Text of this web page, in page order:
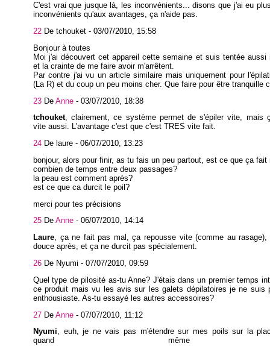
C'est vrai que jusque là, les inconvénients... disons que j'ai eu
inconvénients qu'aux avantages, ça n'aide pas.
22 De tchouket - 03/07/2010, 15:58
Bonjour à toutes
Moi j'ai découvert cet appareil cette semaine et suis tentée aussi
et la crainte de me faire avoir m'arrêtent.
Par contre j'ai vu un article similaire mais uniquement pour
(La R) et du coup un peu moins cher. Que faire pour être tranquille
23 De Anne - 03/07/2010, 18:38
tchouket, clairement, ce système permet de s'épiler vite, mais
vite aussi. L'avantage c'est que c'est TRES vite fait.
24 De laure - 06/07/2010, 13:23
bonjour, alors pour finir, as tu fais un peu partout, est ce que ça fait
combien de temps entre deux passages?
la peau est comment après?
est ce que ca durcit le poil?
merci pour tes précisions
25 De Anne - 06/07/2010, 14:14
Laure, ça ne fait pas mal, ça repousse vite (comme au
douce après, et ça ne durcit pas spécialement.
26 De Nyumi - 07/07/2010, 09:59
Quel type de pilosité as-tu Anne? J'étais dans un premier temps
ce produit mais vu les avis sur les galets dépilatoires je ne suis
enthousiaste. As-tu essayé les autres accessoires?
27 De Anne - 07/07/2010, 11:12
Nyumi, euh, je ne vais pas m'étendre sur mes poils sur la
quand même